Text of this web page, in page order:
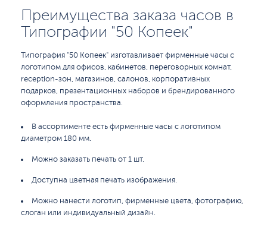
Преимущества заказа часов в
Типографии "50 Копеек"
Типография "50 Копеек" изготавливает фирменные часы с
логотипом для офисов, кабинетов, переговорных комнат,
reception-зон, магазинов, салонов, корпоративных
подарков, презентационных наборов и брендированного
оформления пространства.
В ассортименте есть фирменные часы с логотипом
диаметром 180 мм.
Можно заказать печать от 1 шт.
Доступна цветная печать изображения.
Можно нанести логотип, фирменные цвета, фотографию,
слоган или индивидуальный дизайн.